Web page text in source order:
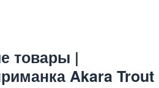
товары |
Akara Trout